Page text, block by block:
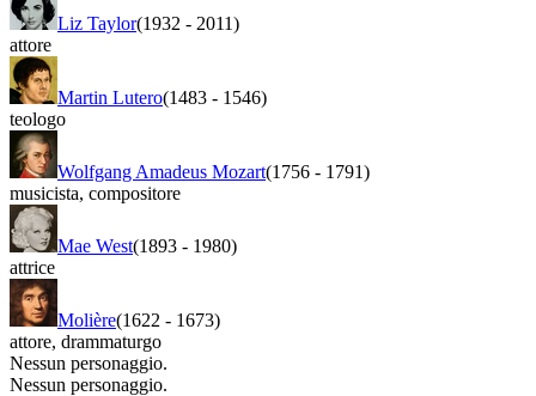
Liz Taylor(1932 - 2011)
attore
Martin Lutero(1483 - 1546)
teologo
Wolfgang Amadeus Mozart(1756 - 1791)
musicista, compositore
Mae West(1893 - 1980)
attrice
Molière(1622 - 1673)
attore, drammaturgo
Nessun personaggio.
Nessun personaggio.